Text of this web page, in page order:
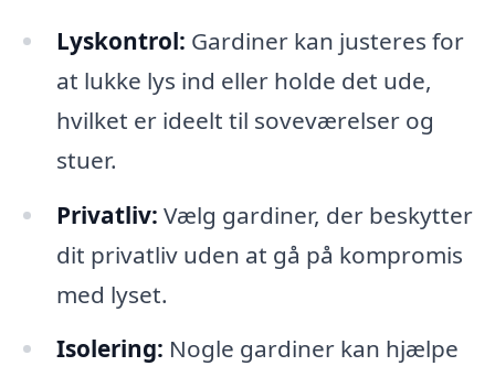
Lyskontrol: Gardiner kan justeres for
at lukke lys ind eller holde det ude,
hvilket er ideelt til soveværelser og
stuer.
Privatliv: Vælg gardiner, der beskytter
dit privatliv uden at gå på kompromis
med lyset.
Isolering: Nogle gardiner kan hjælpe